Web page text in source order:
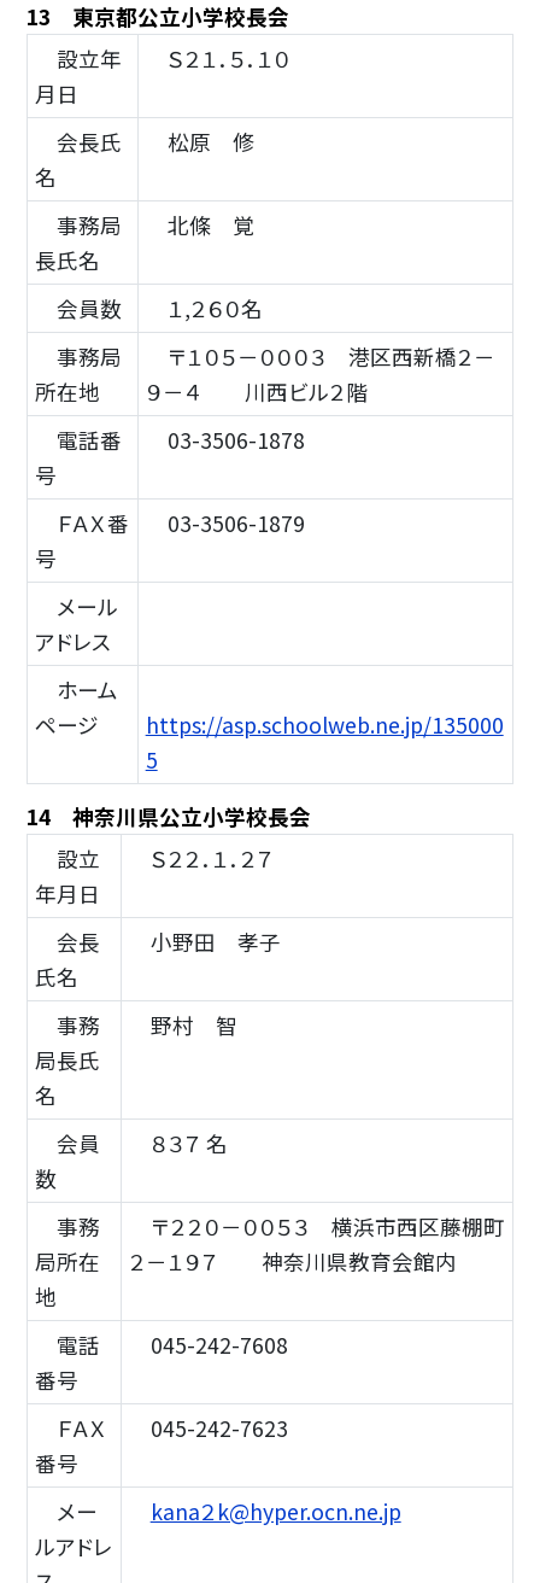
13 東京都公立小学校長会
設立年
月日
Ｓ２１．５．１０
会長氏
名
松原 修
事務局
長氏名
北條 覚
会員数
１,２６０名
事務局
所在地
〒１０５－０００３ 港区西新橋２－
９－４ 川西ビル２階
電話番
号
03-3506-1878
ＦＡＸ番
号
03-3506-1879
メール
アドレス
ホーム
ページ
https://asp.schoolweb.ne.jp/135000
5
14 神奈川県公立小学校長会
設立
年月日
Ｓ２２．１．２７
会長
氏名
小野田 孝子
事務
局長氏
名
野村 智
会員
数
８３７ 名
事務
局所在
地
〒２２０－００５３ 横浜市西区藤棚町
２－１９７ 神奈川県教育会館内
電話
番号
045-242-7608
ＦＡＸ
番号
045-242-7623
メー
ルアドレ
kana２k@hyper.ocn.ne.jp